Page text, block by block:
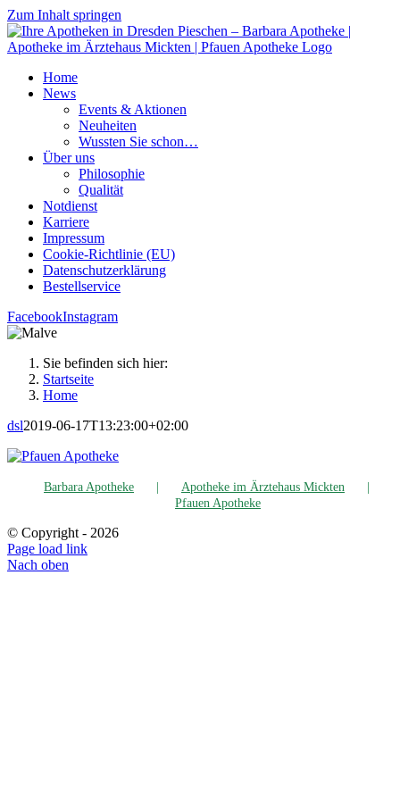
Zum Inhalt springen
Home
News
Events & Aktionen
Neu­hei­ten
Wuss­ten Sie schon…
Über uns
Phi­lo­so­phie
Qua­li­tät
Not­dienst
Kar­rie­re
Impres­sum
Coo­kie-Rich­t­­li­­nie (EU)
Datenschutz­erklärung
Bestell­ser­vice
FacebookInstagram
Sie befinden sich hier:
Startseite
Home
dsl2019-06-17T13:23:00+02:00
Bar­ba­ra Apotheke
Apo­the­ke im Ärz­te­haus Mickten
Pfau­en Apotheke
© Copyright - 2026
Page load link
Nach oben